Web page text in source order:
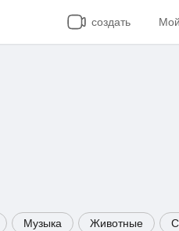
создать
Музыка Животные